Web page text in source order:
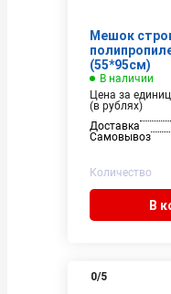
Мешок
(55*95см)
В наличии
Цена за
(в рублях)
Доставка
Самовывоз
Количество
В
0/5